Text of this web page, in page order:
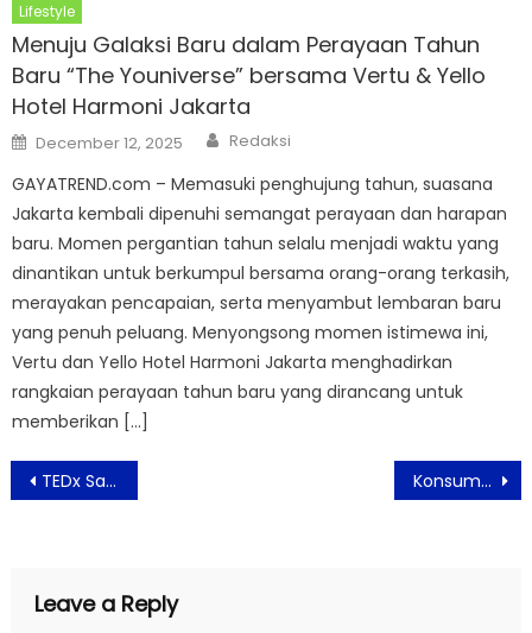
Lifestyle
Menuju Galaksi Baru dalam Perayaan Tahun
Baru “The Youniverse” bersama Vertu & Yello
Hotel Harmoni Jakarta
Posted
on
December 12, 2025 Author
Redaksi
GAYATREND.com – Memasuki penghujung tahun, suasana
Jakarta kembali dipenuhi semangat perayaan dan harapan
baru. Momen pergantian tahun selalu menjadi waktu yang
dinantikan untuk berkumpul bersama orang-orang terkasih,
merayakan pencapaian, serta menyambut lembaran baru
yang penuh peluang. Menyongsong momen istimewa ini,
Vertu dan Yello Hotel Harmoni Jakarta menghadirkan
rangkaian perayaan tahun baru yang dirancang untuk
memberikan […]
Post
navigation
TEDx Sampoerna University Sukses Digelar, Gen Z Bersiap Jadi Navigator Masa Depan Konsumsi Makanan Ini Dapat Redakan Flu
Leave a Reply